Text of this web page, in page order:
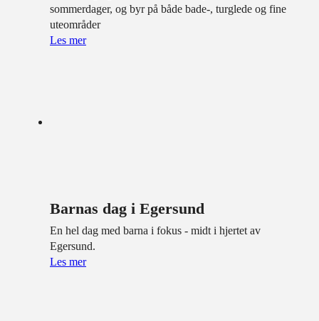
sommerdager, og byr på både bade-, turglede og fine
uteområder
Les mer
Barnas dag i Egersund
En hel dag med barna i fokus - midt i hjertet av
Egersund.
Les mer